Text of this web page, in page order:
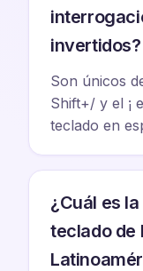
invertidos?
Son únicos
Shift+/ y el ¡
teclado en
¿Cuál es
teclado de